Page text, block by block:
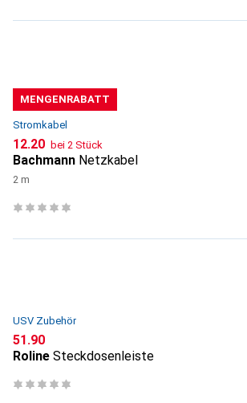
MENGENRABATT
Stromkabel
CHF
12.20 bei 2 Stück
Bachmann Netzkabel
2 m
USV Zubehör
CHF
51.90
Roline Steckdosenleiste